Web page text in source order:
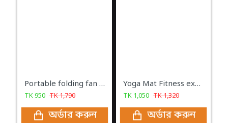
Portable folding fan (ZT-329) রিচার্জ্যাবল ফোল্ডিং টেবিল ফ্যান উইথ লাইট
TK950 TK1,790
অর্ডার করুন
Yoga Mat Fitness exercise mat Thickness 8mm (2Feet / 6Feet)
TK 1,050 TK1,320
অর্ডার করুন